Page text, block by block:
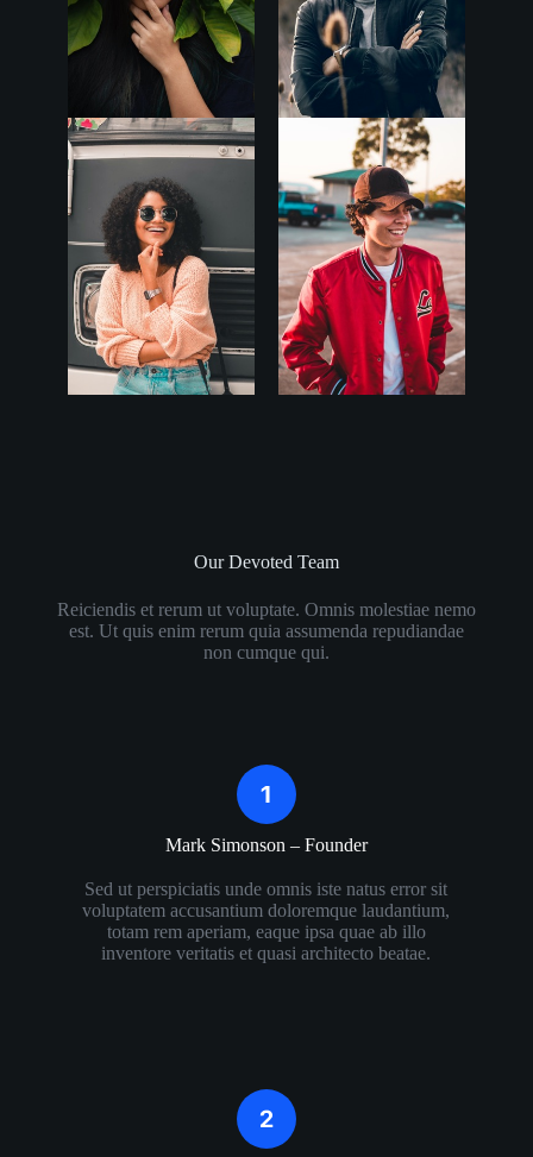
Our Devoted Team
Reiciendis et rerum ut voluptate. Omnis molestiae nemo
est. Ut quis enim rerum quia assumenda repudiandae
non cumque qui.
Mark Simonson – Founder​
Sed ut perspiciatis unde omnis iste natus error sit
voluptatem accusantium doloremque laudantium,
totam rem aperiam, eaque ipsa quae ab illo
inventore veritatis et quasi architecto beatae.